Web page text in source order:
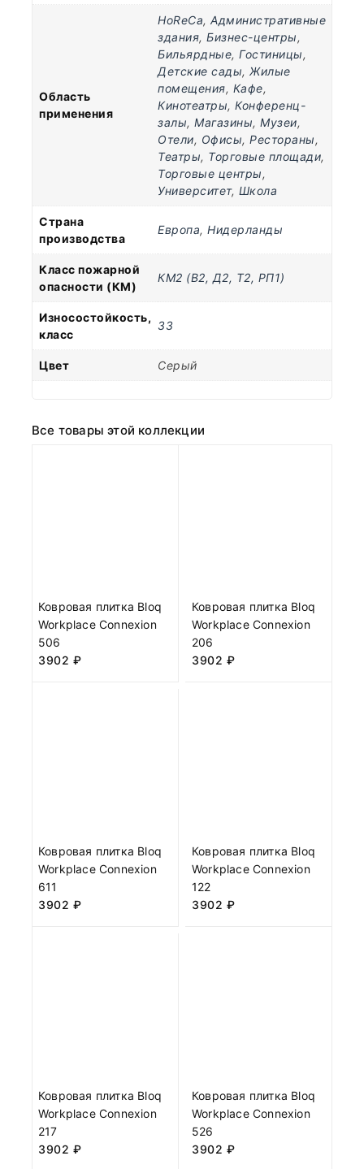
Область
применения
HoReCa, Административные
здания, Бизнес-центры,
Бильярдные, Гостиницы,
Детские сады, Жилые
помещения, Кафе,
Кинотеатры, Конференц-
залы, Магазины, Музеи,
Отели, Офисы, Рестораны,
Театры, Торговые площади,
Торговые центры,
Университет, Школа
Страна
производства
Европа, Нидерланды
Класс пожарной
опасности (КМ)
КМ2 (В2, Д2, Т2, РП1)
Износостойкость,
класс
33
Цвет Серый
Все товары этой коллекции
Ковровая плитка Bloq
Workplace Connexion
506
3902 ₽
Ковровая плитка Bloq
Workplace Connexion
206
3902 ₽
Ковровая плитка Bloq
Workplace Connexion
611
3902 ₽
Ковровая плитка Bloq
Workplace Connexion
122
3902 ₽
Ковровая плитка Bloq
Workplace Connexion
217
3902 ₽
Ковровая плитка Bloq
Workplace Connexion
526
3902 ₽